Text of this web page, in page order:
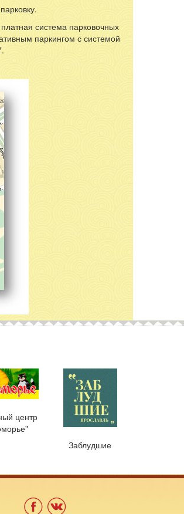
система парковочных
паркингом с системой
центр
Заблудшие